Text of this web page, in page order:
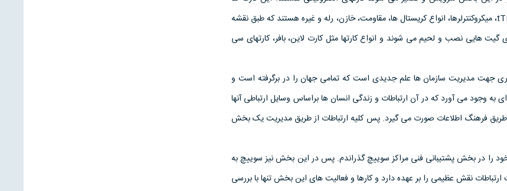
شامل انواع آی سی های Cmos و tTL، ميکروکنترلرها، انواع کريستال ها، مقاومت، خازن، رله و غيره هستند که طبق نقشه
هايی نصب و لحيم می شوند و انواع کارتها مثل کارت لاين، بافر، کارتهای سی
جهت مديريت سازمان ها علم جديدی است که تمامی جهان را در برگرفته است و
به وجود می آورد که در آن ارتباطات و زندگی انسان ها براساس وسايل ارتباطی آنها
فرهنگ اطلاعات صورت می گيرد. پس کليه ارتباطات از طريق مديريت يک بخش
خود را در بخش پشتيبانی فنی مراکز سوييچ گذراندم. پس در اين بخش نيز سوييچ به
نقش عظيمی را بر عهده دارد و کارها و فعاليت های اين بخش تنها با بررسی